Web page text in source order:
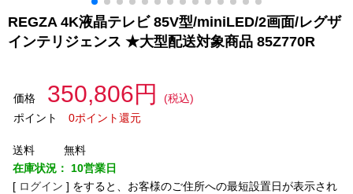
REGZA 4K液晶テレビ 85V型/miniLED/2画面/レグザ
インテリジェンス ★大型配送対象商品 85Z770R
価格 350,806円
(税込)
ポイント
0ポイント還元
送料
無料
在庫状況： 10営業日
[ ログイン ] をすると、お客様のご住所への最短設置日が表示され